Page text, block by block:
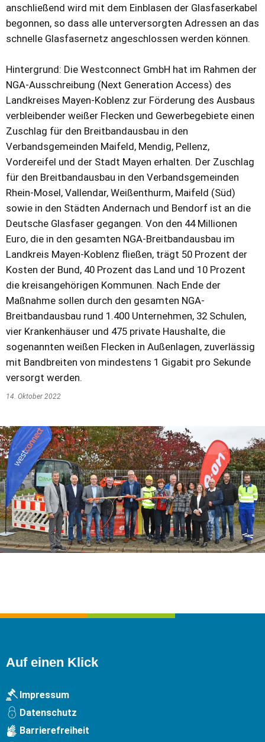
anschließend wird mit dem Einblasen der Glasfaserkabel
begonnen, so dass alle unterversorgten Adressen an das
schnelle Glasfasernetz angeschlossen werden können.
Hintergrund: Die Westconnect GmbH hat im Rahmen der
NGA-Ausschreibung (Next Generation Access) des
Landkreises Mayen-Koblenz zur Förderung des Ausbaus
verbleibender weißer Flecken und Gewerbegebiete einen
Zuschlag für den Breitbandausbau in den
Verbandsgemeinden Maifeld, Mendig, Pellenz,
Vordereifel und der Stadt Mayen erhalten. Der Zuschlag
für den Breitbandausbau in den Verbandsgemeinden
Rhein-Mosel, Vallendar, Weißenthurm, Maifeld (Süd)
sowie in den Städten Andernach und Bendorf ist an die
Deutsche Glasfaser gegangen. Von den 44 Millionen
Euro, die in den gesamten NGA-Breitbandausbau im
Landkreis Mayen-Koblenz fließen, trägt 50 Prozent der
Kosten der Bund, 40 Prozent das Land und 10 Prozent
die kreisangehörigen Kommunen. Nach Ende der
Maßnahme sollen durch den gesamten NGA-
Breitbandausbau rund 1.400 Unternehmen, 32 Schulen,
vier Krankenhäuser und 475 private Haushalte, die
sogenannten weißen Flecken in Außenlagen, zuverlässig
mit Bandbreiten von mindestens 1 Gigabit pro Sekunde
versorgt werden.
14. Oktober 2022
Auf einen Klick
Impressum
Datenschutz
Barrierefreiheit